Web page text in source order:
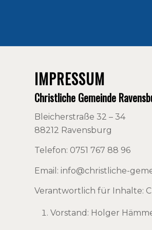
IMPRESSUM
Christliche Gemeinde
Bleicherstraße 32 – 34
88212 Ravensburg
Telefon: 0751 767 88 96
Email: info@christliche-
Verantwortlich für Inhalte:
Vorstand: Holger